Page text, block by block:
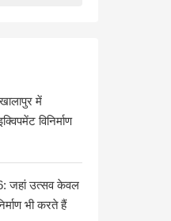
में
विनिर्माण
जहां उत्सव केवल
भी करते हैं